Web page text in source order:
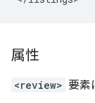
属性
<review> 要素